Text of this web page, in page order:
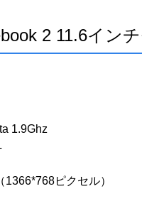
2 11.6イン
1.9Ghz
1366*768ピクセル）